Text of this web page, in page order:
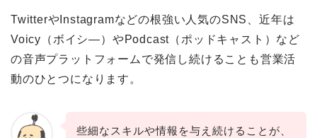
TwitterやInstagramなどの根強い人気のSNS、近年は
Voicy（ボイシ―）やPodcast（ポッドキャスト）など
の音声プラットフォームで発信し続けることも営業活
動のひとつになります。
些細なスキルや情報を与え続けることが、